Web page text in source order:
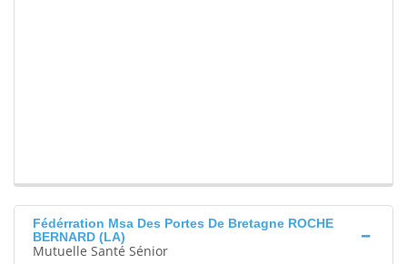
Fédérration Msa Des Portes De Bretagne ROCHE
BERNARD (LA)
Mutuelle Santé Sénior